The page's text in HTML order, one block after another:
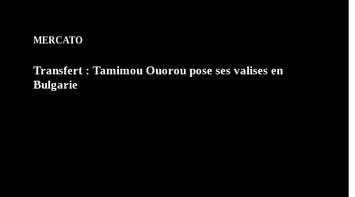
MERCATO
Transfert : Tamimou Ouorou pose ses valises en
Bulgarie